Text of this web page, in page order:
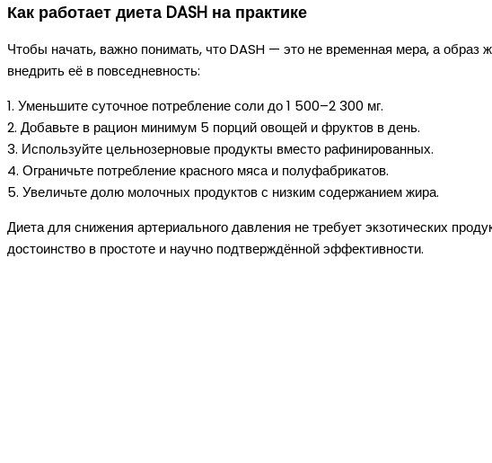
Как работает диета DASH на практике
Чтобы начать, важно понимать, что DASH — это не временная мера, а образ
внедрить её в повседневность:
1. Уменьшите суточное потребление соли до 1 500–2 300 мг.
2. Добавьте в рацион минимум 5 порций овощей и фруктов в день.
3. Используйте цельнозерновые продукты вместо рафинированных.
4. Ограничьте потребление красного мяса и полуфабрикатов.
5. Увеличьте долю молочных продуктов с низким содержанием жира.
Диета для снижения артериального давления не требует экзотических
достоинство в простоте и научно подтверждённой эффективности.